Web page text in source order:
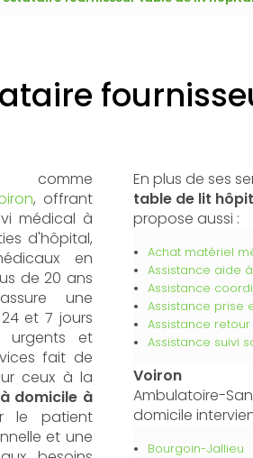
comme
, offrant
médical à
d'hôpital,
en
de 20 ans
une
et 7 jours
urgents et
fait de
ceux à la
domicile à
le patient
et une
En plus de ses
table de lit
propose aussi :
Achat matériel
Assistance aide
Assistance
Assistance prise
Assistance
Assistance suivi
Voiron
Ambulatoire-
domicile
Bourgoin-Jallieu